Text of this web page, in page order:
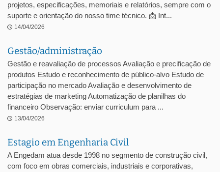
projetos, especificações, memoriais e relatórios, sempre com o
suporte e orientação do nosso time técnico. 📩 Int...
14/04/2026
Gestão/administração
Gestão e reavaliação de processos Avaliação e precificação de
produtos Estudo e reconhecimento de público-alvo Estudo de
participação no mercado Avaliação e desenvolvimento de
estratégias de marketing Automatização de planilhas do
financeiro Observação: enviar curriculum para ...
13/04/2026
Estagio em Engenharia Civil
A Engedam atua desde 1998 no segmento de construção civil,
com foco em obras comerciais, industriais e corporativas,